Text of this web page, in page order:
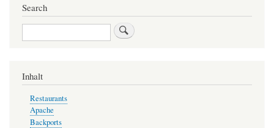
Search
Search
Inhalt
Restaurants
Apache
Backports